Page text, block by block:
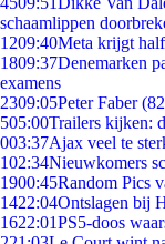
schaamlippen
1209:40Meta krijgt
1809:37Denemarken
examens
2309:05Peter Faber
505:00Trailers kijken:
003:37Ajax veel te
102:34Nieuwkomers
1900:45Random Pics
1422:04Ontslagen bij
1622:01PS5-doos